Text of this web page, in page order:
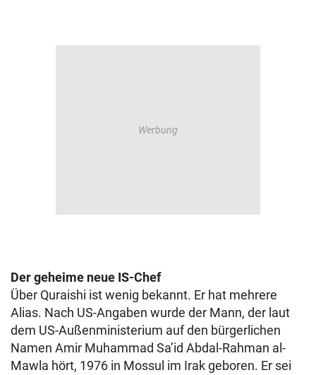
Der geheime neue IS-Chef
Über Quraishi ist wenig bekannt. Er hat mehrere
Alias. Nach US-Angaben wurde der Mann, der laut
dem US-Außenministerium auf den bürgerlichen
Namen Amir Muhammad Sa’id Abdal-Rahman al-
Mawla hört, 1976 in Mossul im Irak geboren. Er sei